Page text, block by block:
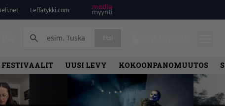
Leffatykki.com
FESTIVAALIT UUSI LEVY KOKOONPANOMUUTOS